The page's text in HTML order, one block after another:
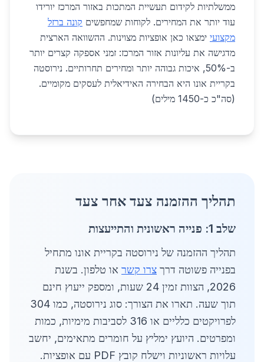
ממשלתיות לקידום תעשיית המתכות באזור המרכז יורידו
עוד יותר את המחירים. לקוחות שמחפשים קונה ברזל
מקצועי ימצאו כאן אופציות מצוינות. ההשוואה הארצית
מדגישה את עליונות אזור המרכז: זמני אספקה קצרים יותר
ב-50%, איכות גבוהה יותר ומחירים תחרותיים. נירוסטה
בקריית אונו היא הבחירה האידיאלית לעסקים מקומיים.
(סה"כ כ-1450 מילים)
תהליך ההזמנה צעד אחר צעד
שלב 1: פנייה ראשונית והתייעצות
תהליך ההזמנה של נירוסטה בקריית אונו מתחיל
בפנייה פשוטה דרך צרו קשר או טלפון. בשנת
2026, הצוות זמין 24 שעות, ומספק ייעוץ חינם
תוך שעה. תארו את הצורך: סוג נירוסטה, כמו 304
לפרויקטים כלליים או 316 לסביבות מימיות, כמות
ומפרטים. היועץ ימליץ על חומרים מתאימים, יחשב
עלויות ראשוניות וישלח קובץ PDF עם אופציות.